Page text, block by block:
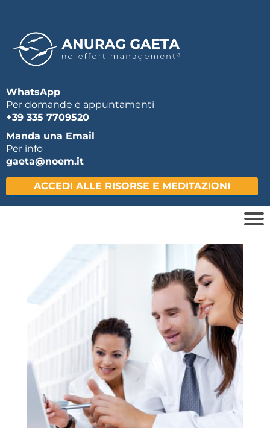
WhatsApp
Per domande e appuntamenti
+39 335 7709520
Manda una Email
Per info
gaeta@noem.it
ACCEDI ALLE RISORSE E MEDITAZIONI